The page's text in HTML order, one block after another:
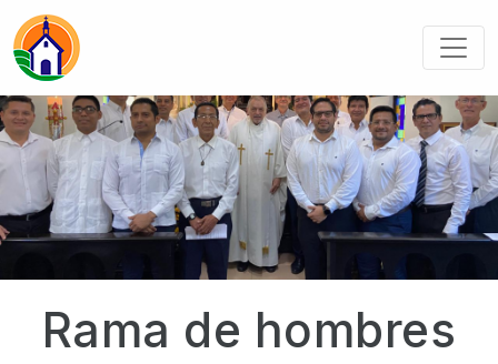
Rama de hombres